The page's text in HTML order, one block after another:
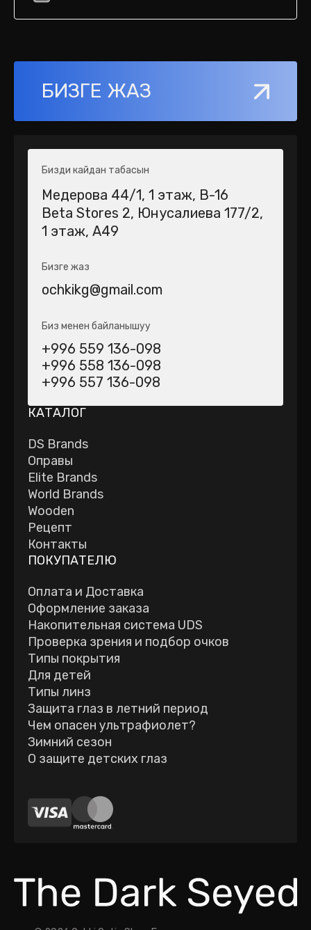
БИЗГЕ ЖАЗ
Бизди кайдан табасын
Медерова 44/1​, 1 этаж, В-16
Beta Stores 2​, Юнусалиева 177/2,
1 этаж, А49
Бизге жаз
ochkikg@gmail.com
Биз менен байланышуу
+996 559 136-098
+996 558 136-098
+996 557 136-098
КАТАЛОГ
DS Brands
Оправы
Elite Brands
World Brands
Wooden
Рецепт
Контакты
ПОКУПАТЕЛЮ
Оплата и Доставка
Оформление заказа
Накопительная система UDS
Проверка зрения и подбор очков
Типы покрытия
Для детей
Типы линз
Защита глаз в летний период
Чем опасен ультрафиолет?
Зимний сезон
О защите детских глаз